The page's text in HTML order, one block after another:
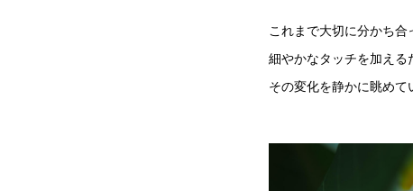
これまで大切に分かち合
細やかなタッチを加える
その変化を静かに眺めて